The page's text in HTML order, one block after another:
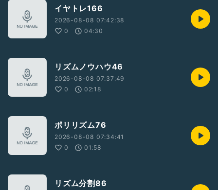
イヤトレ166
2026-08-08 07:42:38
0
04:30
リズムノウハウ46
2026-08-08 07:37:49
0
02:18
ポリリズム76
2026-08-08 07:34:41
0
01:58
リズム分割86